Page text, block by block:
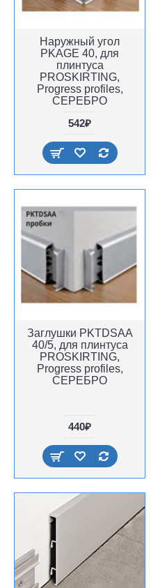
Наружный угол
PKAGE 40, для
плинтуса
PROSKIRTING,
Progress profiles,
СЕРЕБРО
542₽
Заглушки PKTDSAA
40/5, для плинтуса
PROSKIRTING,
Progress profiles,
СЕРЕБРО
440₽